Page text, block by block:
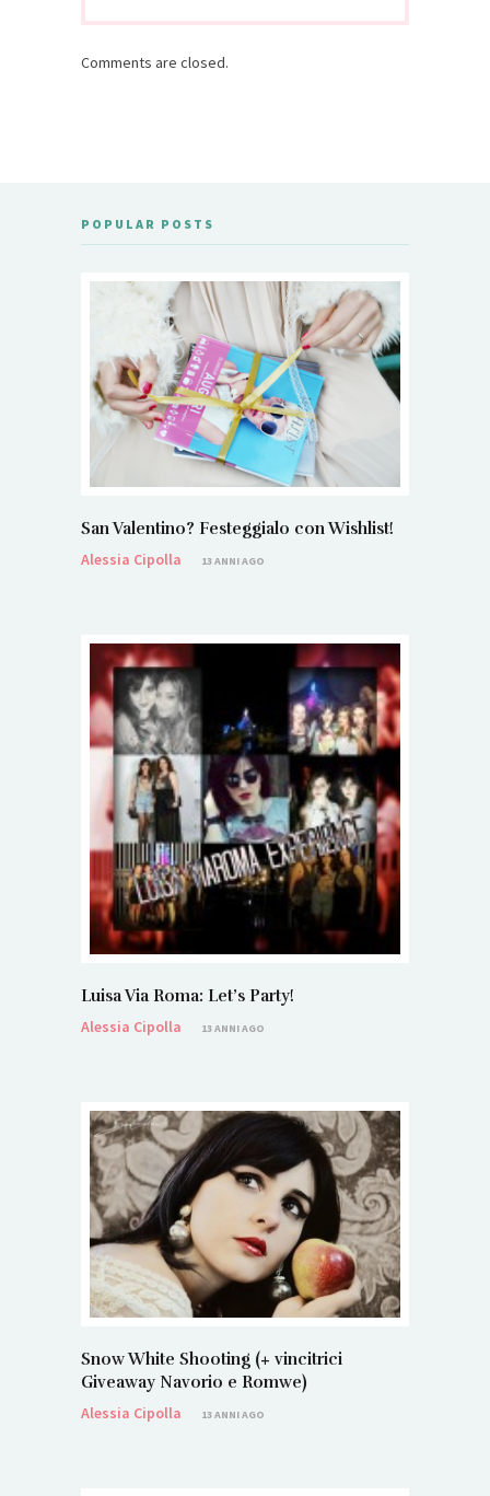
Comments are closed.
POPULAR POSTS
San Valentino? Festeggialo con Wishlist!
Alessia Cipolla
13 ANNI AGO
Luisa Via Roma: Let’s Party!
Alessia Cipolla
13 ANNI AGO
Snow White Shooting (+ vincitrici
Giveaway Navorio e Romwe)
Alessia Cipolla
13 ANNI AGO